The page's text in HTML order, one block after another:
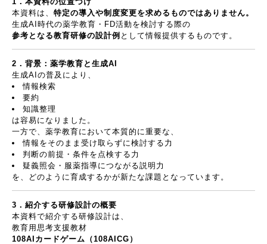
本資料は、 特定の導入や制度変更を求めるものではありません。
生成AI時代の薬学教育・ FD活動を検討する際の
参考となる教育研修の設計例 として情報提供するものです。
2 ．背景：薬学教育と生成AI
生成AIの普及により、
情報検索
要約
知識整理
は容易になりました。
一方で、薬学教育において本質的に重要な、
情報をそのまま受け取らずに検討する力
判断の前提・条件を点検する力
疑義照会・服薬指導につながる説明力
を、どのように育成するかが新たな課題となっています。
3 ．紹介する研修設計の概要
本資料で紹介する研修設計は、
教育用思考支援教材
108AI カードゲーム（108AICG ）